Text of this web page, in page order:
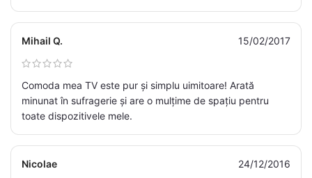
Mihail Q. 15/02/2017
Comoda mea TV este pur și simplu uimitoare! Arată
minunat în sufragerie și are o mulțime de spațiu pentru
toate dispozitivele mele.
Nicolae 24/12/2016